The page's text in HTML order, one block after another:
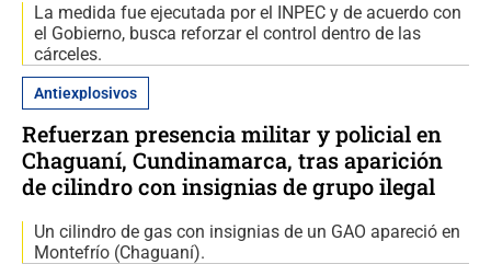
La medida fue ejecutada por el INPEC y de acuerdo con
el Gobierno, busca reforzar el control dentro de las
cárceles.
Antiexplosivos
Refuerzan presencia militar y policial en
Chaguaní, Cundinamarca, tras aparición
de cilindro con insignias de grupo ilegal
Un cilindro de gas con insignias de un GAO apareció en
Montefrío (Chaguaní).